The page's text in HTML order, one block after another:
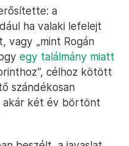
a
ha valaki lefelejt
vagy „mint Rogán
egy találmány miatt
célhoz kötött
szándékosan
akár két év börtönt